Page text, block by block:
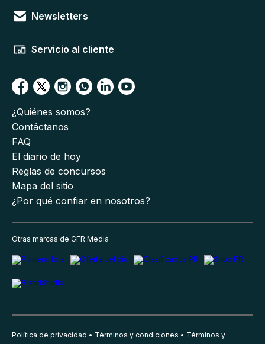
Newsletters
Servicio al cliente
¿Quiénes somos?
Contáctanos
FAQ
El diario de hoy
Reglas de concursos
Mapa del sitio
¿Por qué confiar en nosotros?
Otras marcas de GFR Media
Política de privacidad Términos y condiciones Términos y